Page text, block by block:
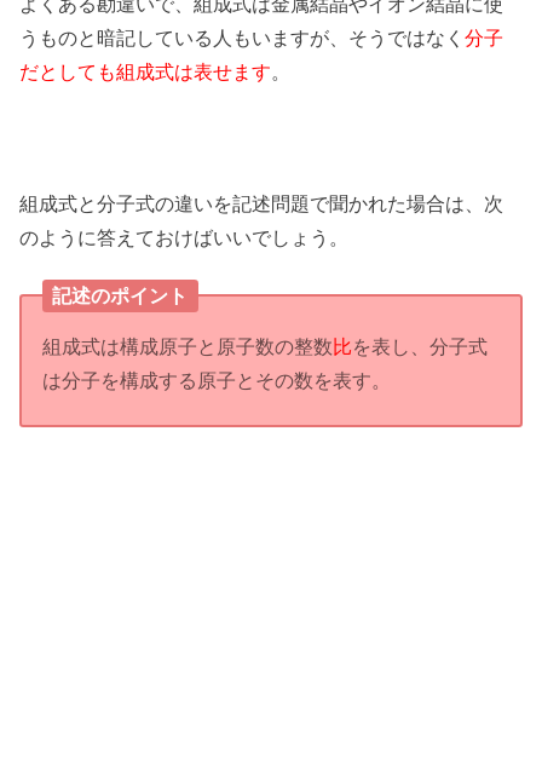
うものと暗記している人もいますが、そうではなく分子
だとしても組成式は表せます。
組成式と分子式の違いを記述問題で聞かれた場合は、次
のように答えておけばいいでしょう。
記述のポイント
組成式は構成原子と原子数の整数比を表し、分子式
は分子を構成する原子とその数を表す。